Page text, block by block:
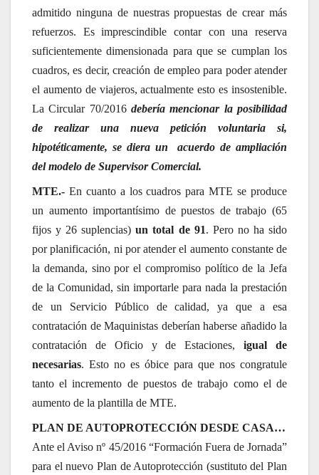
admitido ninguna de nuestras propuestas de crear más
refuerzos. Es imprescindible contar con una reserva
suficientemente dimensionada para que se cumplan los
cuadros, es decir, creación de empleo para poder atender
el aumento de viajeros, actualmente esto es insostenible.
La Circular 70/2016 debería mencionar la posibilidad
de realizar una nueva petición voluntaria si,
hipotéticamente, se diera un acuerdo de ampliación
del modelo de Supervisor Comercial.
MTE.- En cuanto a los cuadros para MTE se produce
un aumento importantísimo de puestos de trabajo (65
fijos y 26 suplencias)un total de 91. Pero no ha sido
por planificación, ni por atender el aumento constante de
la demanda, sino por el compromiso político de la Jefa
de la Comunidad, sin importarle para nada la prestación
de un Servicio Público de calidad, ya que a esa
contratación de Maquinistas deberían haberse añadido la
contratación de Oficio y de Estaciones,igual de
necesarias. Esto no es óbice para que nos congratule
tanto el incremento de puestos de trabajo como el de
aumento de la plantilla de MTE.
PLAN DE AUTOPROTECCIÓN DESDE CASA…
Ante el Aviso nº 45/2016 “Formación Fuera de Jornada”
para el nuevo Plan de Autoprotección (sustituto del Plan